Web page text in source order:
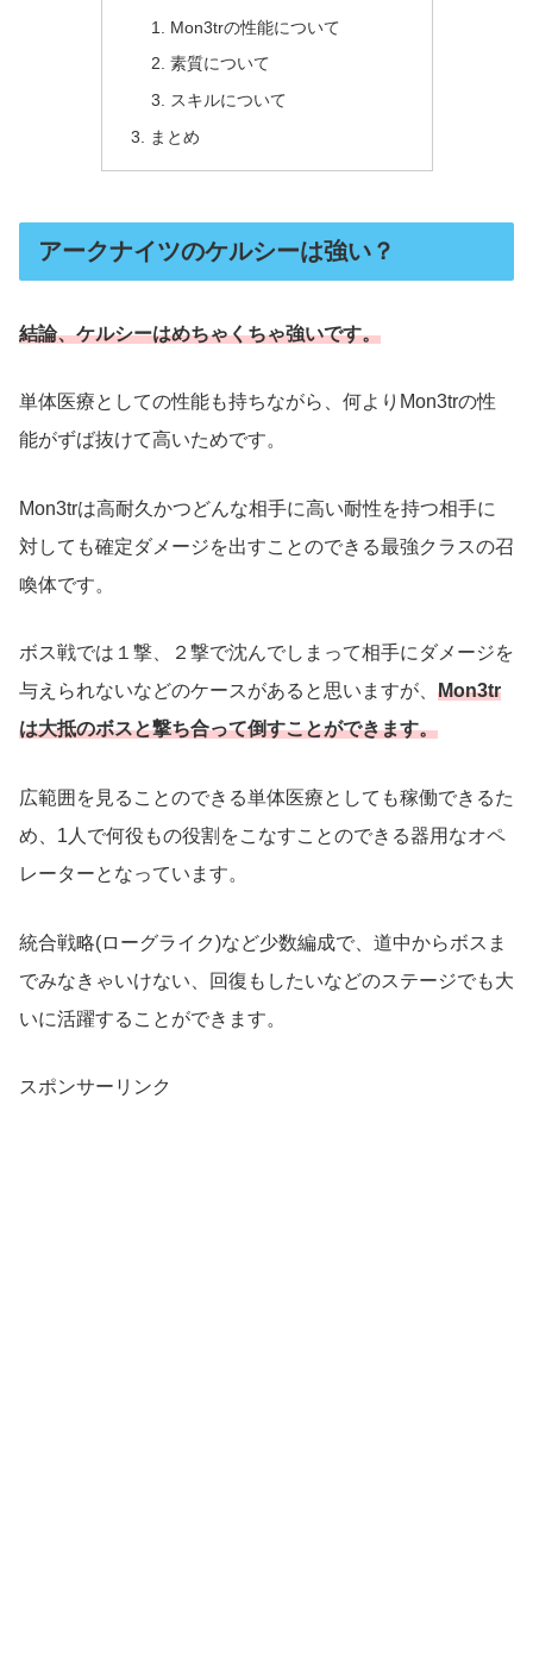
Mon3trの性能について
素質について
スキルについて
まとめ
アークナイツのケルシーは強い？
結論、ケルシーはめちゃくちゃ強いです。
単体医療としての性能も持ちながら、何よりMon3trの性
能がずば抜けて高いためです。
Mon3trは高耐久かつどんな相手に高い耐性を持つ相手に
対しても確定ダメージを出すことのできる最強クラスの召
喚体です。
ボス戦では１撃、２撃で沈んでしまって相手にダメージを
与えられないなどのケースがあると思いますが、 Mon3tr
は大抵のボスと撃ち合って倒すことができます。
広範囲を見ることのできる単体医療としても稼働できるた
め、1人で何役もの役割をこなすことのできる器用なオペ
レーターとなっています。
統合戦略(ローグライク)など少数編成で、道中からボスま
でみなきゃいけない、回復もしたいなどのステージでも大
いに活躍することができます。
スポンサーリンク